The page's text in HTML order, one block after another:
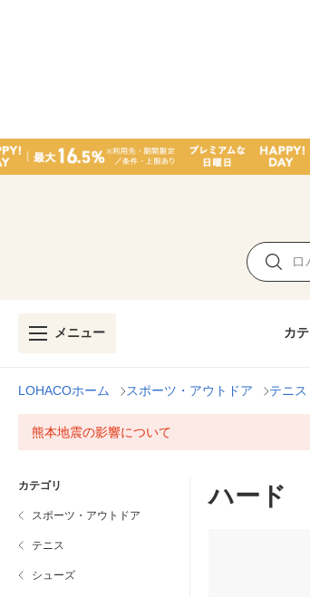
メニュー カ
LOHACOホーム スポーツ・アウトドア テニス
熊本地震の影響について
カテゴリ
スポーツ・アウトドア
テニス
シューズ
ハード